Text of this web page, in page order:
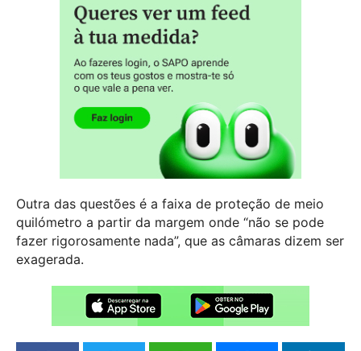
Outra das questões é a faixa de proteção de meio
quilómetro a partir da margem onde “não se pode
fazer rigorosamente nada”, que as câmaras dizem ser
exagerada.